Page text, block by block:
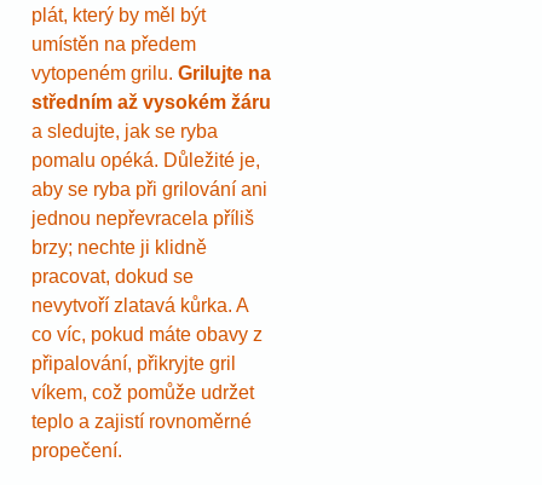
plát, který by měl být
umístěn na předem
vytopeném grilu. Grilujte na
středním až vysokém žáru
a sledujte, jak se ryba
pomalu opéká. Důležité je,
aby se ryba při grilování ani
jednou nepřevracela příliš
brzy; nechte ji klidně
pracovat, dokud se
nevytvoří zlatavá kůrka. A
co víc, pokud máte obavy z
připalování, přikryjte gril
víkem, což pomůže udržet
teplo a zajistí rovnoměrné
propečení.